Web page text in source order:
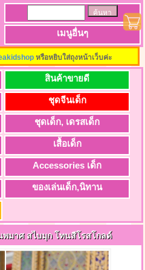
เมนูอื่นๆ
หรือหยิบใส่ถุงหน้าเว็บค่ะ
สินค้าขายดี
ชุดจีนเด็ก
ชุดเด็ก, เดรสเด็ก
เสื้อเด็ก
Accessories เด็ก
ของเล่นเด็ก,นิทาน
พมาศ สไบมุก โทนสีโรสโกลด์